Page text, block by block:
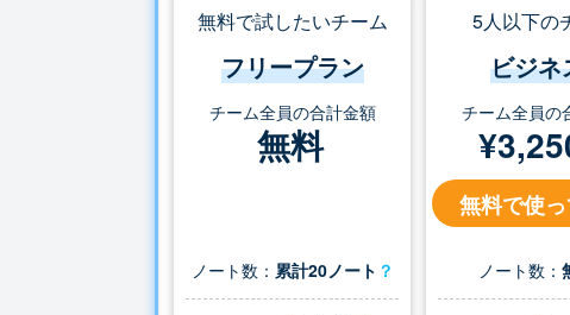
無料で試したいチーム
フリープラン
チーム全員の合計金額
無料
ノート数： 累計20ノート ？
5人以下の
ビジネ
チーム全員の
¥
無料で使
ノート数：